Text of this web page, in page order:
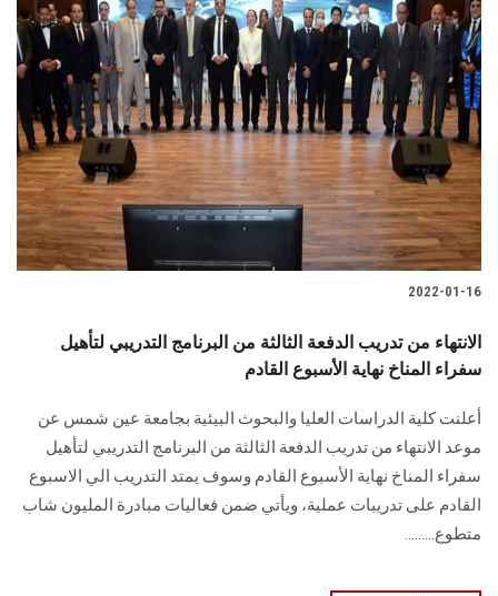
2022-01-16
الانتهاء من تدريب الدفعة الثالثة من البرنامج التدريبي لتأهيل
سفراء المناخ نهاية الأسبوع القادم
أعلنت كلية الدراسات العليا والبحوث البيئية بجامعة عين شمس عن
موعد الانتهاء من تدريب الدفعة الثالثة من البرنامج التدريبي لتأهيل
سفراء المناخ نهاية الأسبوع القادم وسوف يمتد التدريب الي الاسبوع
القادم على تدريبات عملية، ويأتي ضمن فعاليات مبادرة المليون شاب
متطوع.........